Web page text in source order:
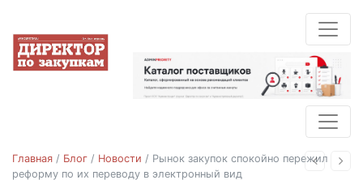
Назад
Главная / Блог / Новости / Рынок закупок спокойно пережил
реформу по их переводу в электронный вид